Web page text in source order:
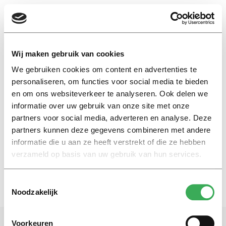
Wij maken gebruik van cookies
We gebruiken cookies om content en advertenties te
personaliseren, om functies voor social media te bieden
en om ons websiteverkeer te analyseren. Ook delen we
informatie over uw gebruik van onze site met onze
partners voor social media, adverteren en analyse. Deze
partners kunnen deze gegevens combineren met andere
informatie die u aan ze heeft verstrekt of die ze hebben
verzameld op basis van uw gebruik van hun services.
Noodzakelijk
Voorkeuren
EN
Attje Kuiken
Nieuws
Welke Tilburgse alumni komen
in de kamer?
15 maart 2017